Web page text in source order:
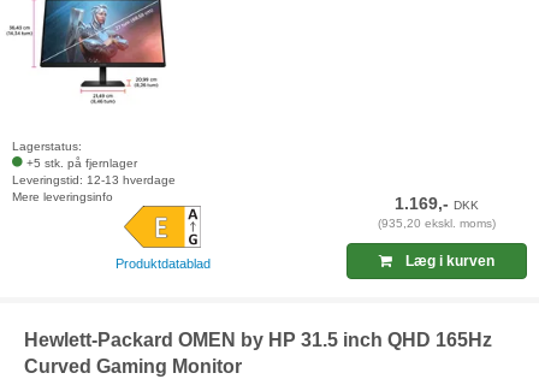
Lagerstatus:
+5 stk. på fjernlager
Leveringstid: 12-13 hverdage
Mere leveringsinfo
Produktdatablad
1.169,-DKK
(935,20 ekskl. moms)
Læg i kurven
Hewlett-Packard OMEN by HP 31.5 inch QHD 165Hz
Curved Gaming Monitor